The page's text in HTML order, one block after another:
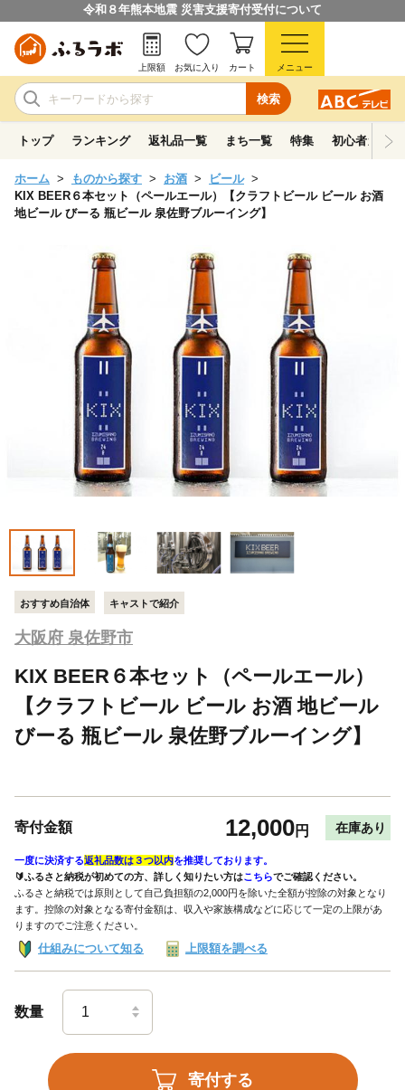
令和８年熊本地震 災害支援寄付受付について
検索
上限額 お気に入り カート メニュー
トップ ランキング 返礼品一覧 まち一覧 特集 初心者ガイド
ホーム ものから探す お酒
ビール
KIX BEER６本セット（ペールエール）【クラフトビール ビール お酒
地ビール びーる 瓶ビール 泉佐野ブルーイング】
おすすめ自治体 キャストで紹介
大阪府 泉佐野市
KIX BEER６本セット（ペールエール）
【クラフトビール ビール お酒 地ビール
びーる 瓶ビール 泉佐野ブルーイング】
寄付金額 12,000円 在庫あり
一度に決済する返礼品数は３つ以内を推奨しております。
🔰ふるさと納税が初めての方、詳しく知りたい方はこちらでご確認ください。
ふるさと納税では原則として自己負担額の2,000円を除いた全額が控除の対象となり
ます。控除の対象となる寄付金額は、収入や家族構成などに応じて一定の上限があ
りますのでご注意ください。
仕組みについて知る 上限額を調べる
数量
寄付する